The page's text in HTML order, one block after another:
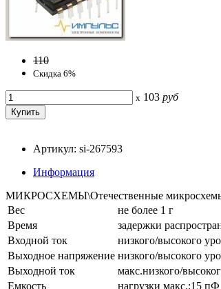
110
Скидка 6%
x 103 руб
Артикул: si-267593
Информация
МИКРОСХЕМЫ\Отечественные
Вес
не более 1 г
Время
задержки
Входной ток
низкого/высокого
Выходное напряжение низкого/высокого
Выходной ток
макс.низкого/
Емкость
нагрузки макс.:15 пФ